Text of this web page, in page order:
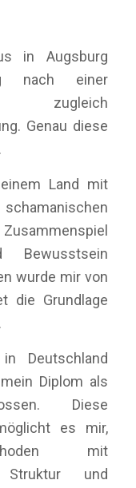
in Augsburg
nach einer
zugleich
Genau diese
Land mit
wurde mir von
die Grundlage
Deutschland
Diplom als
Diese
es mir,
mit
Struktur und